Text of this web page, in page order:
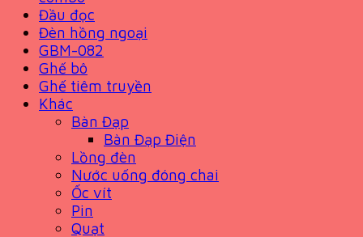
Đầu đọc
Đèn hồng ngoại
GBM-082
Ghế bô
Ghế tiêm truyền
Khác
Bàn Đạp
Bàn Đạp Điện
Lồng đèn
Nước uống đóng chai
Ốc vít
Pin
Quạt